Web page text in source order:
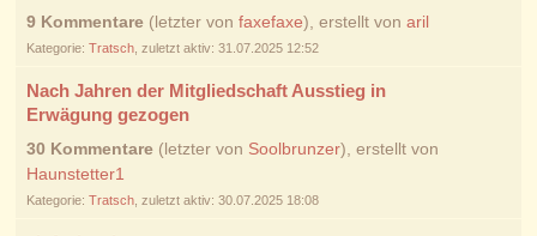
9 Kommentare(letzter von faxefaxe), erstellt von aril
Kategorie: Tratsch, zuletzt aktiv: 31.07.2025 12:52
Nach Jahren der Mitgliedschaft Ausstieg in
Erwägung gezogen
30 Kommentare(letzter von Soolbrunzer), erstellt von
Haunstetter1
Kategorie: Tratsch, zuletzt aktiv: 30.07.2025 18:08